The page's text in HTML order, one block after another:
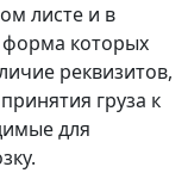
листе и в
форма которых
реквизитов,
груза к
для